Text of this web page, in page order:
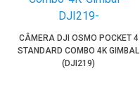
CÂMERA DJI OSMO POCKET 4
STANDARD COMBO 4K GIMBAL
(DJI219)